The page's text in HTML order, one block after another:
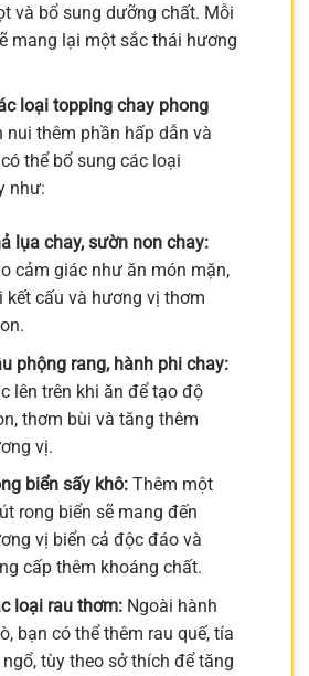
và bổ sung dưỡng chất. Mỗi
mang lại một sắc thái hương
loại topping chay phong
thêm phần hấp dẫn và
thể bổ sung các loại
như:
lụa chay, sườn non chay:
cảm giác như ăn món mặn,
kết cấu và hương vị thơm
phộng rang, hành phi chay:
lên trên khi ăn để tạo độ
thơm bùi và tăng thêm
vị.
biển sấy khô:Thêm một
rong biển sẽ mang đến
vị biển cả độc đáo và
cấp thêm khoáng chất.
loại rau thơm:Ngoài hành
bạn có thể thêm rau quế, tía
ngổ, tùy theo sở thích để tăng